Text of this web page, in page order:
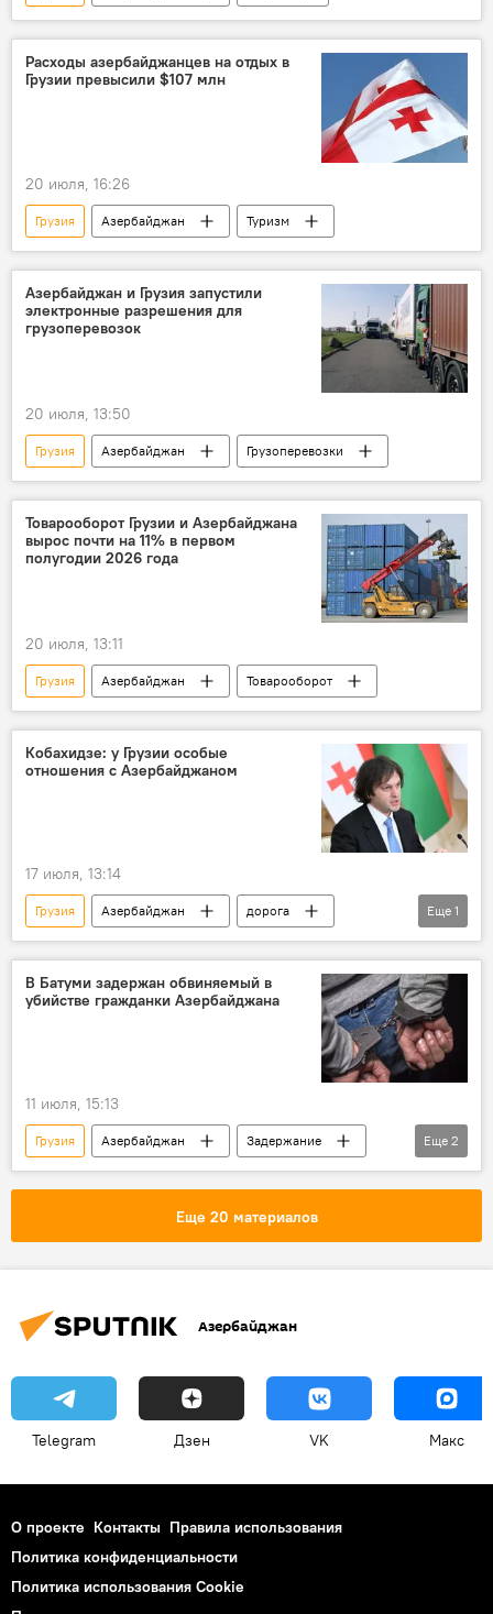
Расходы азербайджанцев на отдых в
Грузии превысили $107 млн
20 июля, 16:26
Грузия Азербайджан Туризм
Азербайджан и Грузия запустили
электронные разрешения для
грузоперевозок
20 июля, 13:50
Грузия Азербайджан Грузоперевозки
Товарооборот Грузии и Азербайджана
вырос почти на 11% в первом
полугодии 2026 года
20 июля, 13:11
Грузия Азербайджан Товарооборот
Кобахидзе: у Грузии особые
отношения с Азербайджаном
17 июля, 13:14
Грузия Азербайджан
дорога
премьер-министр Грузии Ираклий Кобахидзе
Еще 1
В Батуми задержан обвиняемый в
убийстве гражданки Азербайджана
11 июля, 15:13
Грузия Азербайджан
Задержание
Убийство
Турция
Еще 2
Еще 20 материалов
Азербайджан
Telegram Дзен VK Макс
О проекте Контакты Правила использования
Политика конфиденциальности
Политика использования Cookie